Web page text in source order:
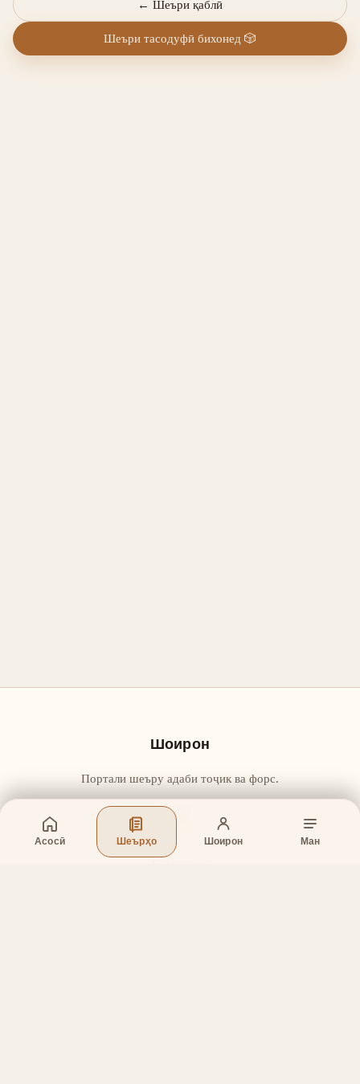
Асосӣ Шеърҳо Шоирон Ман
← Шеъри қаблӣ
Шеъри тасодуфӣ бихонед 🎲
Шоирон
Портали шеъру адаби тоҷик ва форс.